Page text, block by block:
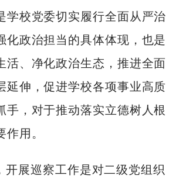
学校党委切实履行全面从严治
化政治担当的具体体现，也是
活、净化政治生态，推进全面
延伸，促进学校各项事业高质
手，对于推动落实立德树人根
用。
开展巡察工作是对二级党组织